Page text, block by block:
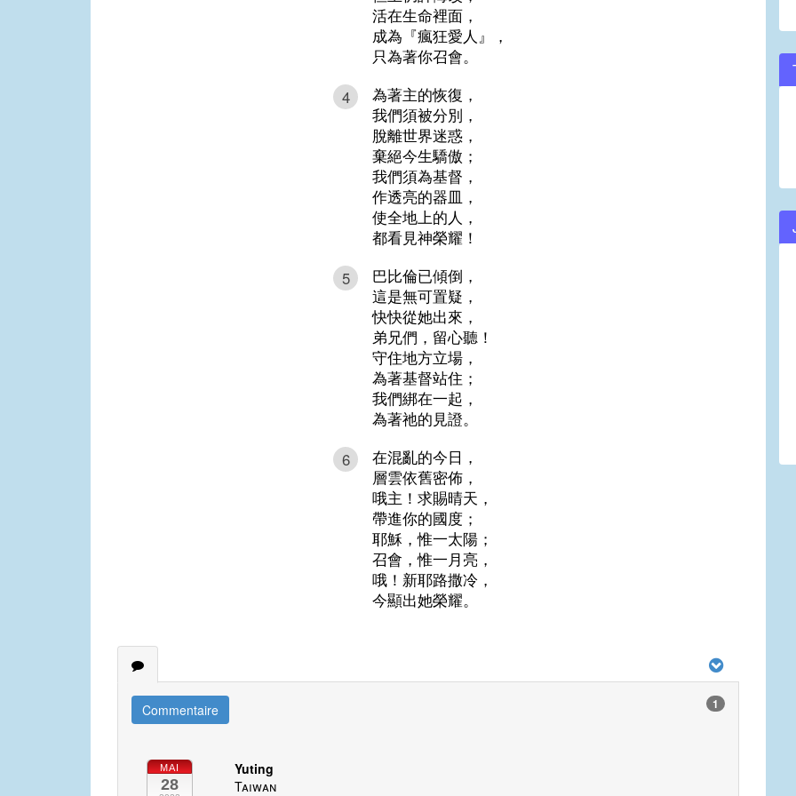
活在生命裡面，
成為『瘋狂愛人』，
只為著你召會。
4
為著主的恢復，
我們須被分別，
脫離世界迷惑，
棄絕今生驕傲；
我們須為基督，
作透亮的器皿，
使全地上的人，
都看見神榮耀！
5
巴比倫已傾倒，
這是無可置疑，
快快從她出來，
弟兄們，留心聽！
守住地方立場，
為著基督站住；
我們綁在一起，
為著祂的見證。
6
在混亂的今日，
層雲依舊密佈，
哦主！求賜晴天，
帶進你的國度；
耶穌，惟一太陽；
召會，惟一月亮，
哦！新耶路撒冷，
今顯出她榮耀。
Commentaire 1
MAI
28
Yuting
Taiwan